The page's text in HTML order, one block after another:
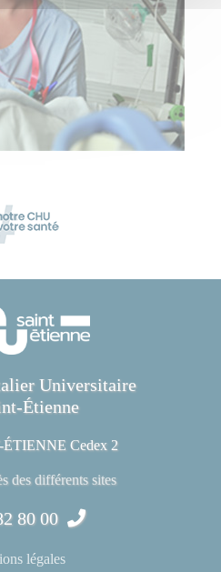
Universitaire
Étienne
Cedex 2
des différents sites
80 00
légales